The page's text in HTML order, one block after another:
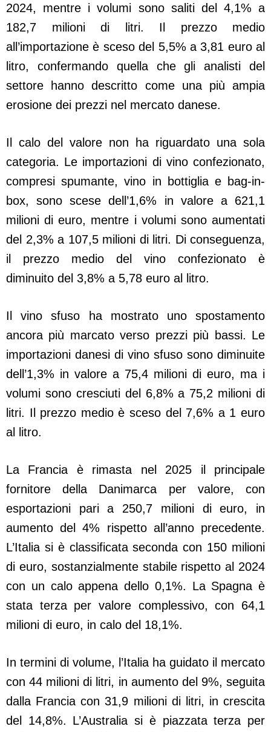
2024, mentre i volumi sono saliti del 4,1% a
182,7 milioni di litri. Il prezzo medio
all’importazione è sceso del 5,5% a 3,81 euro al
litro, confermando quella che gli analisti del
settore hanno descritto come una più ampia
erosione dei prezzi nel mercato danese.
Il calo del valore non ha riguardato una sola
categoria. Le importazioni di vino confezionato,
compresi spumante, vino in bottiglia e bag-in-
box, sono scese dell’1,6% in valore a 621,1
milioni di euro, mentre i volumi sono aumentati
del 2,3% a 107,5 milioni di litri. Di conseguenza,
il prezzo medio del vino confezionato è
diminuito del 3,8% a 5,78 euro al litro.
Il vino sfuso ha mostrato uno spostamento
ancora più marcato verso prezzi più bassi. Le
importazioni danesi di vino sfuso sono diminuite
dell’1,3% in valore a 75,4 milioni di euro, ma i
volumi sono cresciuti del 6,8% a 75,2 milioni di
litri. Il prezzo medio è sceso del 7,6% a 1 euro
al litro.
La Francia è rimasta nel 2025 il principale
fornitore della Danimarca per valore, con
esportazioni pari a 250,7 milioni di euro, in
aumento del 4% rispetto all’anno precedente.
L’Italia si è classificata seconda con 150 milioni
di euro, sostanzialmente stabile rispetto al 2024
con un calo appena dello 0,1%. La Spagna è
stata terza per valore complessivo, con 64,1
milioni di euro, in calo del 18,1%.
In termini di volume, l’Italia ha guidato il mercato
con 44 milioni di litri, in aumento del 9%, seguita
dalla Francia con 31,9 milioni di litri, in crescita
del 14,8%. L’Australia si è piazzata terza per